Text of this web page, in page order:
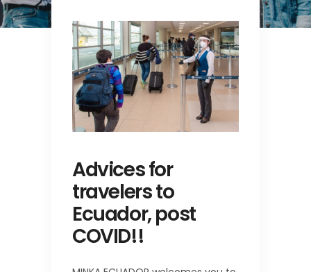
Advices for
travelers to
Ecuador, post
COVID!!